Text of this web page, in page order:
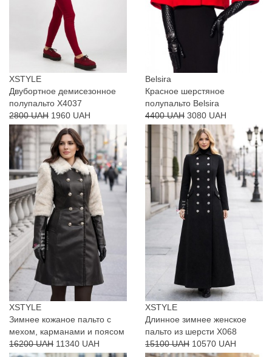
XSTYLE
Двубортное демисезонное
полупальто X4037
2800 UAH 1960 UAH
Belsira
Красное шерстяное
полупальто Belsira
4400 UAH 3080 UAH
XSTYLE
Зимнее кожаное пальто с
мехом, карманами и поясом
16200 UAH 11340 UAH
XSTYLE
Длинное зимнее женское
пальто из шерсти X068
15100 UAH 10570 UAH